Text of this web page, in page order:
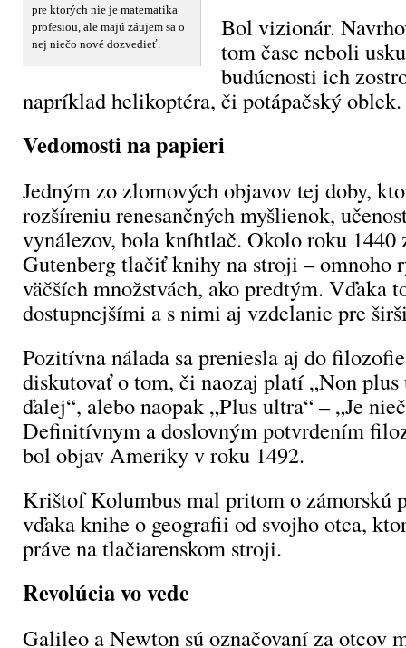
pre ktorých nie je matematika
profesiou, ale majú záujem sa o
nej niečo nové dozvedieť.
Bol vizionár.
tom čase neboli
budúcnosti ich
napríklad helikoptéra, či potápačský oblek.
Vedomosti na papieri
Jedným zo zlomových objavov tej doby,
rozšíreniu renesančných myšlienok,
vynálezov, bola kníhtlač. Okolo roku 1440
Gutenberg tlačiť knihy na stroji – omnoho
väčších množstvách, ako predtým. Vďaka
dostupnejšími a s nimi aj vzdelanie pre
Pozitívna nálada sa preniesla aj do
diskutovať o tom, či naozaj platí „Non
ďalej“, alebo naopak „Plus ultra“ – „Je
Definitívnym a doslovným potvrdením
bol objav Ameriky v roku 1492.
Krištof Kolumbus mal pritom o zámorskú
vďaka knihe o geografii od svojho otca,
práve na tlačiarenskom stroji.
Revolúcia vo vede
Galileo a Newton sú označovaní za otcov